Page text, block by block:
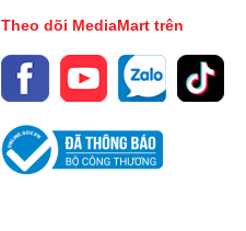
Theo dõi MediaMart trên